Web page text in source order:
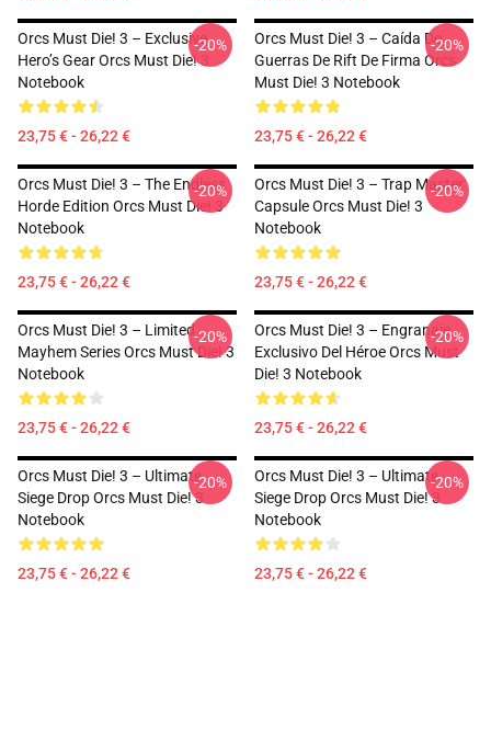
Orcs Must Die! 3 – Exclusive
Hero’s Gear Orcs Must Die! 3
Notebook
23,75 € - 26,22 €
-20%
Orcs Must Die! 3 – Caída De
Guerras De Rift De Firma Orcs
Must Die! 3 Notebook
23,75 € - 26,22 €
-20%
Orcs Must Die! 3 – The Endless
Horde Edition Orcs Must Die! 3
Notebook
23,75 € - 26,22 €
-20%
Orcs Must Die! 3 – Trap Master
Capsule Orcs Must Die! 3
Notebook
23,75 € - 26,22 €
-20%
Orcs Must Die! 3 – Limited
Mayhem Series Orcs Must Die! 3
Notebook
23,75 € - 26,22 €
-20%
Orcs Must Die! 3 – Engranaje
Exclusivo Del Héroe Orcs Must
Die! 3 Notebook
23,75 € - 26,22 €
-20%
Orcs Must Die! 3 – Ultimate
Siege Drop Orcs Must Die! 3
Notebook
23,75 € - 26,22 €
-20%
Orcs Must Die! 3 – Ultimate
Siege Drop Orcs Must Die! 3
Notebook
23,75 € - 26,22 €
-20%